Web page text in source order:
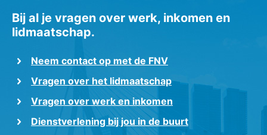
Bij al je vragen over werk, inkomen en
lidmaatschap.
Neem contact op met de FNV
Vragen over het lidmaatschap
Vragen over werk en inkomen
Dienstverlening bij jou in de buurt